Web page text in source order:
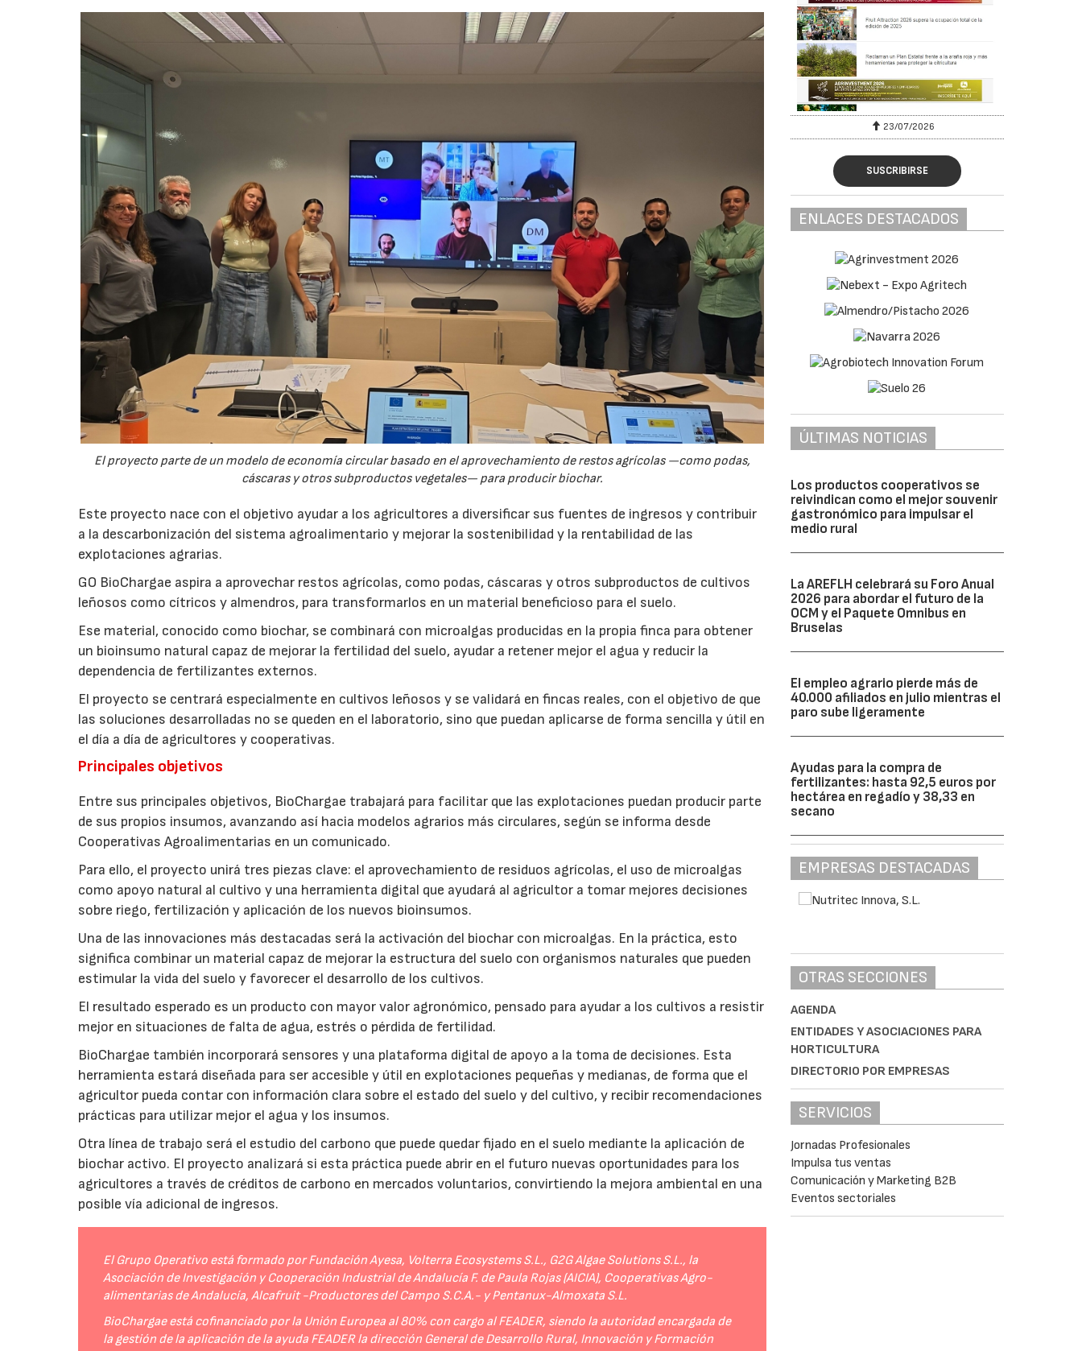
El proyecto parte de un modelo de economía circular basado en el aprovechamiento de restos agrícolas —como podas,
cáscaras y otros subproductos vegetales— para producir biochar.
Este proyecto nace con el objetivo ayudar a los agricultores a diversificar sus fuentes de ingresos y contribuir
a la descarbonización del sistema agroalimentario y mejorar la sostenibilidad y la rentabilidad de las
explotaciones agrarias.
GO BioChargae aspira a aprovechar restos agrícolas, como podas, cáscaras y otros subproductos de cultivos
leñosos como cítricos y almendros, para transformarlos en un material beneficioso para el suelo.
Ese material, conocido como biochar, se combinará con microalgas producidas en la propia finca para obtener
un bioinsumo natural capaz de mejorar la fertilidad del suelo, ayudar a retener mejor el agua y reducir la
dependencia de fertilizantes externos.
El proyecto se centrará especialmente en cultivos leñosos y se validará en fincas reales, con el objetivo de que
las soluciones desarrolladas no se queden en el laboratorio, sino que puedan aplicarse de forma sencilla y útil en
el día a día de agricultores y cooperativas.
Principales objetivos
Entre sus principales objetivos, BioChargae trabajará para facilitar que las explotaciones puedan producir parte
de sus propios insumos, avanzando así hacia modelos agrarios más circulares, según se informa desde
Cooperativas Agroalimentarias en un comunicado.
Para ello, el proyecto unirá tres piezas clave: el aprovechamiento de residuos agrícolas, el uso de microalgas
como apoyo natural al cultivo y una herramienta digital que ayudará al agricultor a tomar mejores decisiones
sobre riego, fertilización y aplicación de los nuevos bioinsumos.
Una de las innovaciones más destacadas será la activación del biochar con microalgas. En la práctica, esto
significa combinar un material capaz de mejorar la estructura del suelo con organismos naturales que pueden
estimular la vida del suelo y favorecer el desarrollo de los cultivos.
El resultado esperado es un producto con mayor valor agronómico, pensado para ayudar a los cultivos a resistir
mejor en situaciones de falta de agua, estrés o pérdida de fertilidad.
BioChargae también incorporará sensores y una plataforma digital de apoyo a la toma de decisiones. Esta
herramienta estará diseñada para ser accesible y útil en explotaciones pequeñas y medianas, de forma que el
agricultor pueda contar con información clara sobre el estado del suelo y del cultivo, y recibir recomendaciones
prácticas para utilizar mejor el agua y los insumos.
Otra línea de trabajo será el estudio del carbono que puede quedar fijado en el suelo mediante la aplicación de
biochar activo. El proyecto analizará si esta práctica puede abrir en el futuro nuevas oportunidades para los
agricultores a través de créditos de carbono en mercados voluntarios, convirtiendo la mejora ambiental en una
posible vía adicional de ingresos.
El Grupo Operativo está formado por Fundación Ayesa, Volterra Ecosystems S.L., G2G Algae Solutions S.L., la
Asociación de Investigación y Cooperación Industrial de Andalucía F. de Paula Rojas (AICIA), Cooperativas Agro-
alimentarias de Andalucía, Alcafruit -Productores del Campo S.C.A.- y Pentanux-Almoxata S.L.
BioChargae está cofinanciado por la Unión Europea al 80% con cargo al FEADER, siendo la autoridad encargada de
la gestión de la aplicación de la ayuda FEADER la dirección General de Desarrollo Rural, Innovación y Formación
23/07/2026
SUSCRIBIRSE
ENLACES DESTACADOS
ÚLTIMAS NOTICIAS
Los productos cooperativos se
reivindican como el mejor souvenir
gastronómico para impulsar el
medio rural
La AREFLH celebrará su Foro Anual
2026 para abordar el futuro de la
OCM y el Paquete Omnibus en
Bruselas
El empleo agrario pierde más de
40.000 afiliados en julio mientras el
paro sube ligeramente
Ayudas para la compra de
fertilizantes: hasta 92,5 euros por
hectárea en regadío y 38,33 en
secano
EMPRESAS DESTACADAS
OTRAS SECCIONES
AGENDA
ENTIDADES Y ASOCIACIONES PARA
HORTICULTURA
DIRECTORIO POR EMPRESAS
SERVICIOS
Jornadas Profesionales
Impulsa tus ventas
Comunicación y Marketing B2B
Eventos sectoriales